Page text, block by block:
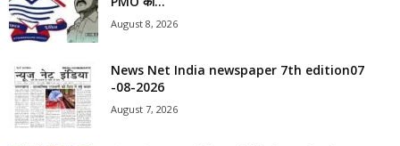
August 8, 2026
News Net India newspaper 7th edition07
-08-2026
August 7, 2026